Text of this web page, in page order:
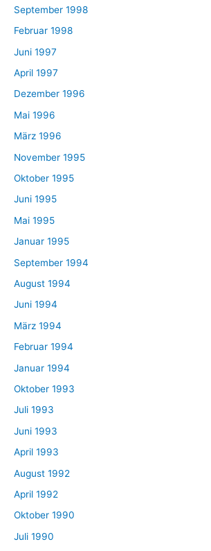
September 1998
Februar 1998
Juni 1997
April 1997
Dezember 1996
Mai 1996
März 1996
November 1995
Oktober 1995
Juni 1995
Mai 1995
Januar 1995
September 1994
August 1994
Juni 1994
März 1994
Februar 1994
Januar 1994
Oktober 1993
Juli 1993
Juni 1993
April 1993
August 1992
April 1992
Oktober 1990
Juli 1990